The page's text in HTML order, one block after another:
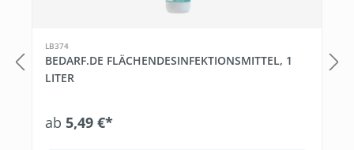
LB374
BEDARF.DE FLÄCHENDESINFEKTIONSMITTEL, 1
LITER
ab 5,49 €*